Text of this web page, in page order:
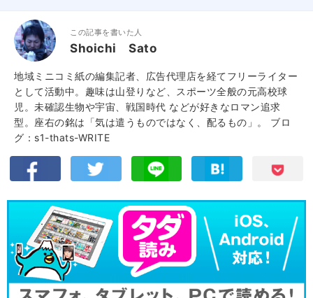
この記事を書いた人
Shoichi Sato
地域ミニコミ紙の編集記者、広告代理店を経てフリーライター
として活動中。趣味は山登りなど、スポーツ全般の元高校球
児。未確認生物や宇宙、戦国時代 などが好きなロマン追求
型。座右の銘は「気は遣うものではなく、配るもの」。 ブロ
グ：s1-thats-WRITE